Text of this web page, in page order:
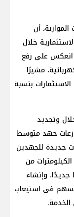
أن
خلال
انعكس على رفع
مشيرًا
بنسبة
وتجديد
الشبكة، تشمل إنشاء 4 موزعات جهد متوسط
جديدة للجهدين
من
محولًا وكشكًا جديدًا، وإنشاء
يسهم في استيعاب